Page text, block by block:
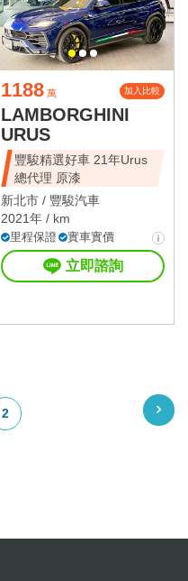
1188 萬 加入比較
LAMBORGHINI
URUS
豐駿精選好車 21年Urus
總代理 原漆
新北市 / 豐駿汽車
2021年 / km
里程保證 實車實價
立即諮詢
2